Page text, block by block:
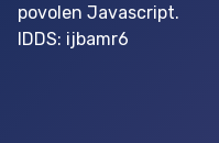
povolen Javascript.
IDDS: ijbamr6